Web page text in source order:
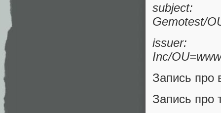
subject: /
Gemotest/
Inc/
Запись про
Запись про